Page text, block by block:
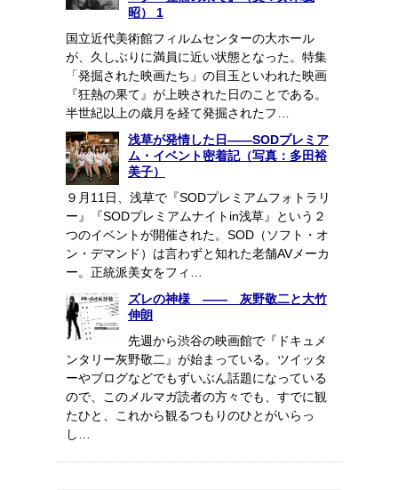
昭） 1
国立近代美術館フィルムセンターの大ホール
が、久しぶりに満員に近い状態となった。特集
「発掘された映画たち」の目玉といわれた映画
『狂熱の果て』が上映された日のことである。
半世紀以上の歳月を経て発掘されたフ…
浅草が発情した日――SODプレミア
ム・イベント密着記（写真：多田裕
美子）
９月11日、浅草で『SODプレミアムフォトラリ
ー』『SODプレミアムナイトin浅草』という２
つのイベントが開催された。SOD（ソフト・オ
ン・デマンド）は言わずと知れた老舗AVメーカ
ー。正統派美女をフィ…
ズレの神様 ―― 灰野敬二と大竹
伸朗
先週から渋谷の映画館で『ドキュメ
ンタリー灰野敬二』が始まっている。ツイッタ
ーやブログなどでもずいぶん話題になっている
ので、このメルマガ読者の方々でも、すでに観
たひと、これから観るつもりのひとがいらっ
し…